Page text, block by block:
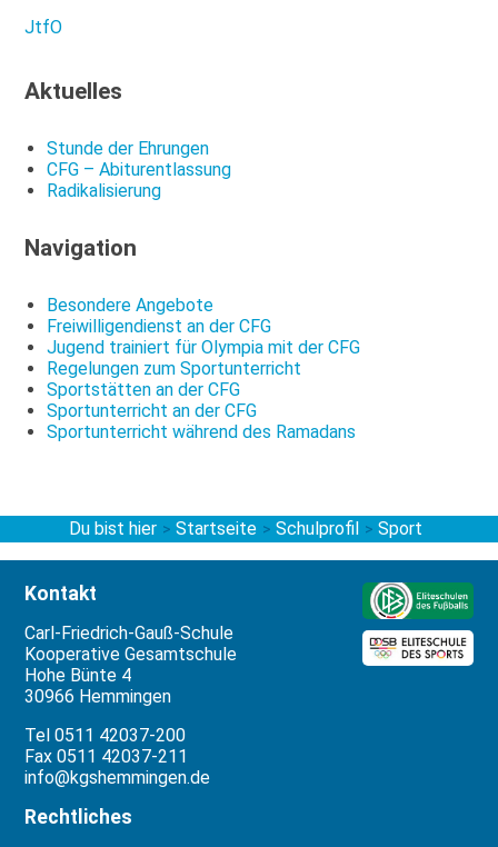
JtfO
Aktuelles
Stunde der Ehrungen
CFG – Abiturentlassung
Radikalisierung
Navigation
Besondere Angebote
Freiwilligendienst an der CFG
Jugend trainiert für Olympia mit der CFG
Regelungen zum Sportunterricht
Sportstätten an der CFG
Sportunterricht an der CFG
Sportunterricht während des Ramadans
Du bist hier > Startseite > Schulprofil > Sport
Kontakt
Carl-Friedrich-Gauß-Schule
Kooperative Gesamtschule
Hohe Bünte 4
30966 Hemmingen
Tel 0511 42037-200
Fax 0511 42037-211
info@kgshemmingen.de
Rechtliches